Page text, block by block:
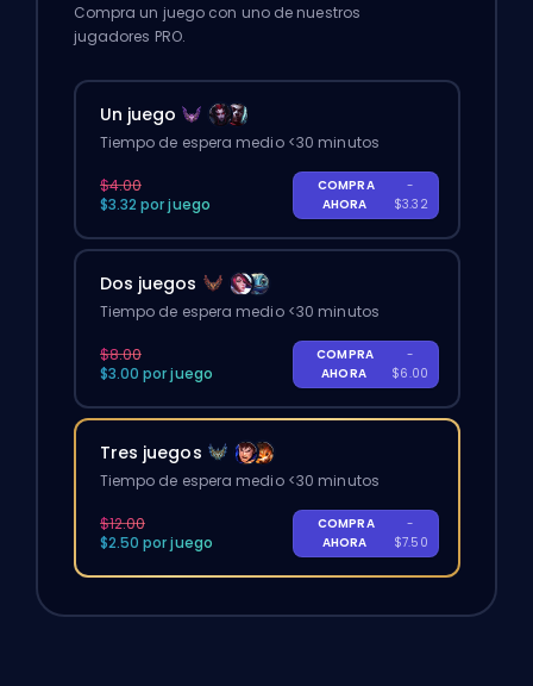
Compra un juego con uno de nuestros
jugadores PRO.
Un juego
Tiempo de espera medio <30 minutos
$4.00
$3.32 por juego
COMPRA
AHORA
-
$3.32
Dos juegos
Tiempo de espera medio <30 minutos
$8.00
$3.00 por juego
COMPRA
AHORA
-
$6.00
Tres juegos
Tiempo de espera medio <30 minutos
$12.00
$2.50 por juego
COMPRA
AHORA
-
$7.50